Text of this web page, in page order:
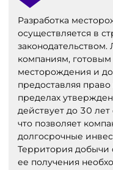
Разработка
осуществляется в
компаниям, готовым
месторождения и
предоставляя
пределах
действует до 30
что позволяет
долгосрочные
Территория добычи
ее получения